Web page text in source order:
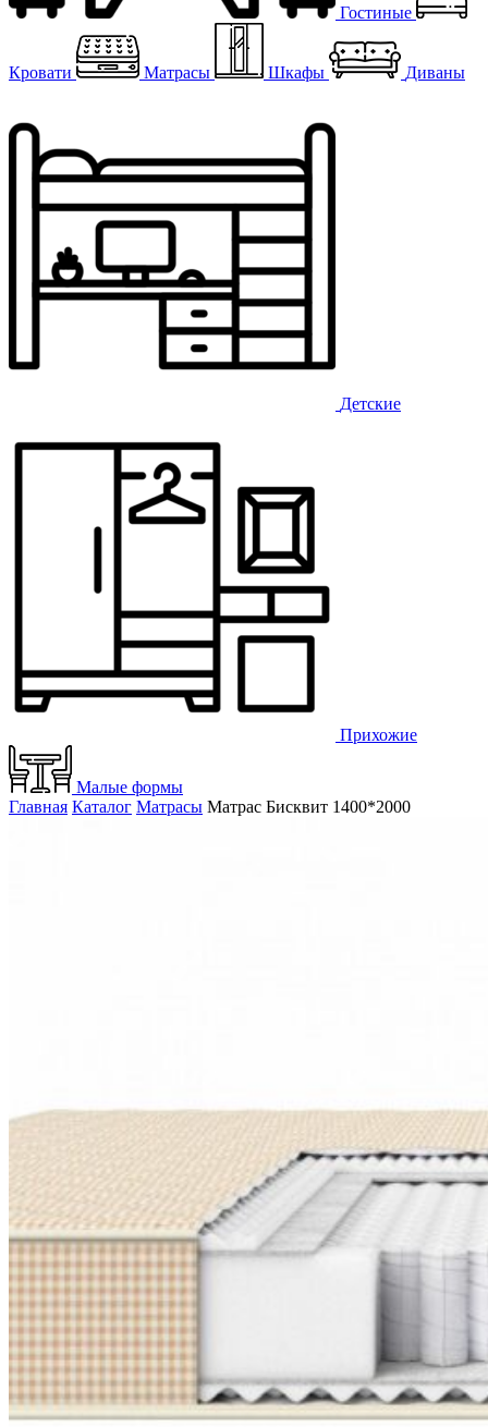
Гостиные
Кровати Матрасы Шкафы Диваны
Детские
Прихожие
Малые формы
Главная Каталог Матрасы Матрас Бисквит 1400*2000